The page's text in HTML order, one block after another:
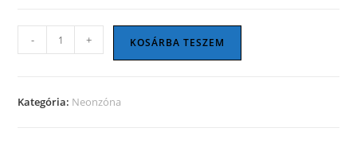
nem
- + KOSÁRBA TESZEM
Kategória: Neonzóna